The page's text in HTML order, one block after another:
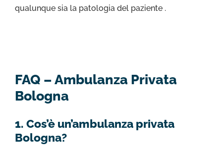
qualunque sia la patologia del paziente .
FAQ – Ambulanza Privata
Bologna
1. Cos’è un’ambulanza privata
Bologna?